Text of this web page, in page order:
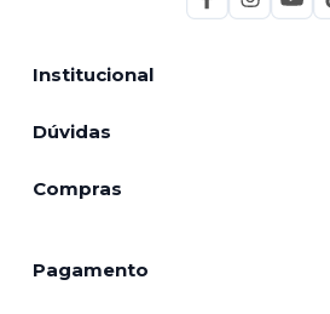
Institucional
Dúvidas
Compras
Pagamento